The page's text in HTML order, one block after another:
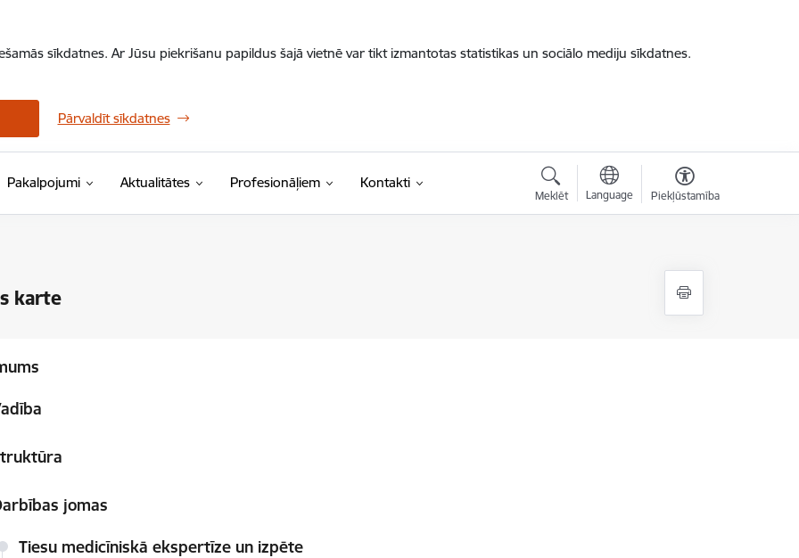
sīkdatnes. Ar Jūsu piekrišanu papildus šajā vietnē var tikt izmantotas statistikas un sociālo mediju sīkdatnes.
Pārvaldīt sīkdatnes
Pakalpojumi Aktualitātes Profesionāļiem Kontakti
Meklēt Language Piekļūstamība
karte
jomas
Tiesu medicīniskā ekspertīze un izpēte